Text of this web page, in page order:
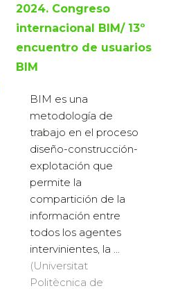
2024. Congreso
internacional BIM/ 13º
encuentro de usuarios
BIM
BIM es una
metodología de
trabajo en el proceso
diseño-construcción-
explotación que
permite la
compartición de la
información entre
todos los agentes
intervinientes, la ...
(Universitat
Politècnica de